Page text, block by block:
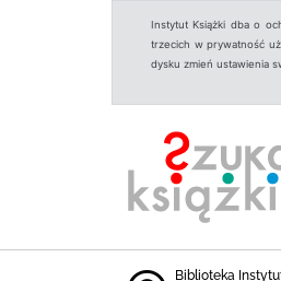
Instytut Książki dba o
trzecich w prywatność
dysku zmień ustawienia
Biblioteka